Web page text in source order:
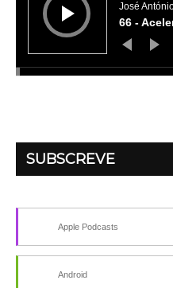
José
66 -
SUBSCREVE
Apple Podcasts
Android